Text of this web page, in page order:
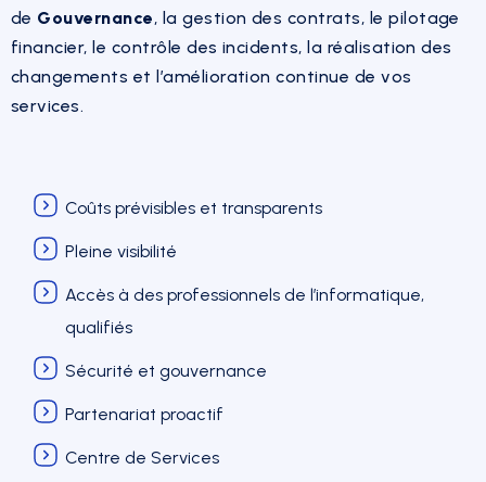
de Gouvernance, la gestion des contrats, le pilotage
financier, le contrôle des incidents, la réalisation des
changements et l’amélioration continue de vos
services.
Coûts prévisibles et transparents
Pleine visibilité
Accès à des professionnels de l’informatique,
qualifiés
Sécurité et gouvernance
Partenariat proactif
Centre de Services